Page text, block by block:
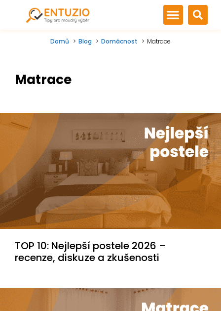
Domů Blog Domácnost Matrace
Matrace
TOP 10: Nejlepší postele 2026 –
recenze, diskuze a zkušenosti